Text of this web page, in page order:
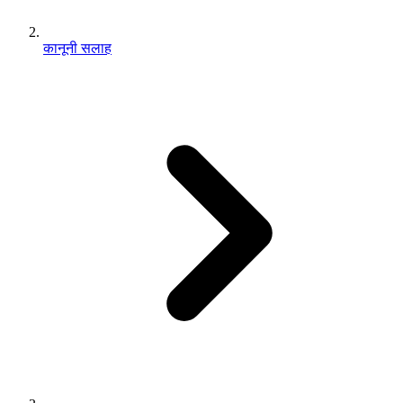
कानूनी सलाह